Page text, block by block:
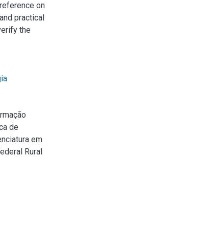
on
practical
the
de
em
Rural